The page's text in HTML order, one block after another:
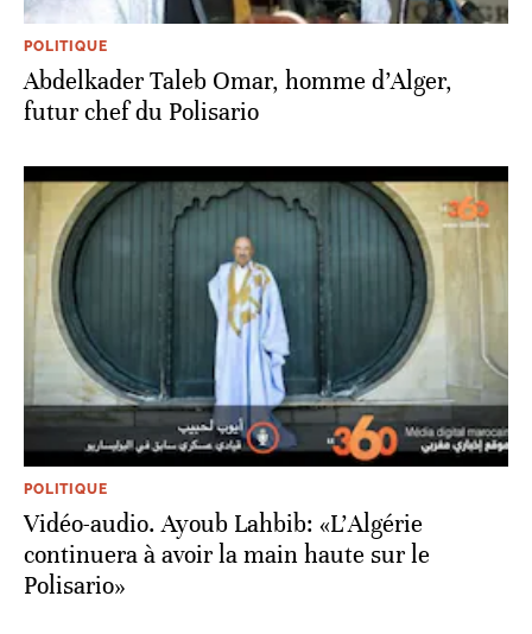
POLITIQUE
Abdelkader Taleb Omar, homme d’Alger,
futur chef du Polisario
POLITIQUE
Vidéo-audio. Ayoub Lahbib: «L’Algérie
continuera à avoir la main haute sur le
Polisario»